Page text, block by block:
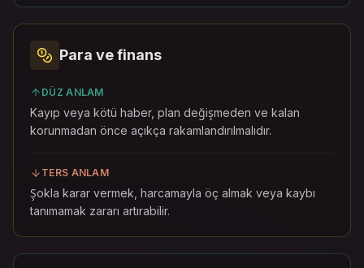
Para ve finans
DÜZ ANLAM
Kayıp veya kötü haber, plan değişmeden ve kalan
korunmadan önce açıkça rakamlandırılmalıdır.
TERS ANLAM
Şokla karar vermek, harcamayla öç almak veya kaybı
tanımamak zararı artırabilir.